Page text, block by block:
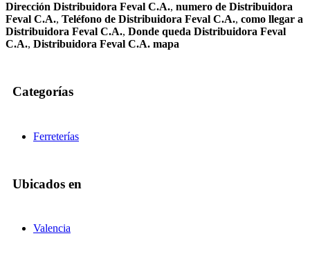
Dirección Distribuidora Feval C.A., numero de Distribuidora
Feval C.A., Teléfono de Distribuidora Feval C.A., como llegar a
Distribuidora Feval C.A., Donde queda Distribuidora Feval
C.A., Distribuidora Feval C.A. mapa
Categorías
Ferreterías
Ubicados en
Valencia